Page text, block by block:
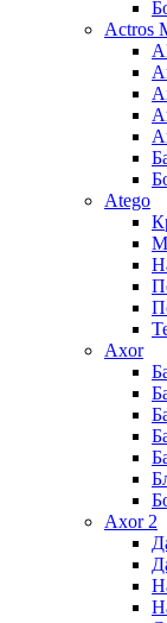
Actros
Atego
Axor
Axor 2